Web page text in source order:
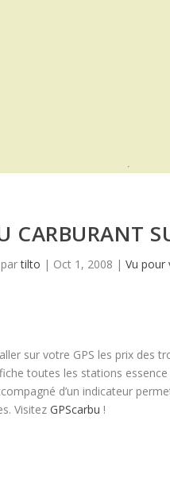
CARBURANT
partilto | Oct 1, 2008 | Vu pour
sur votre GPS les prix des
toutes les stations
d’un indicateur
VisitezGPScarbu !